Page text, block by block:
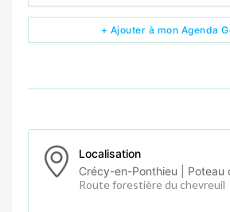
+ Ajouter à mon Agenda
Localisation
Crécy-en-Ponthieu | Poteau
Route forestière du chevreuil